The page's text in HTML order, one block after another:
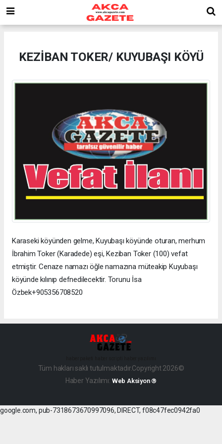
KEZİBAN TOKER/ KUYUBAŞI KÖYÜ
Karaseki köyünden gelme, Kuyubaşı köyünde oturan, merhum
İbrahim Toker (Karadede) eşi, Keziban Toker (100) vefat
etmiştir. Cenaze namazı öğle namazına müteakip Kuyubaşı
köyünde kılınıp defnedilecektir. Torunu İsa
Özbek+905356708520
Tüm hakları saklı tutulmaktadır.Copyright 2026©
Haber Yazılımı: Web Aksiyon ®
google.com, pub-7318673670997096, DIRECT, f08c47fec0942fa0